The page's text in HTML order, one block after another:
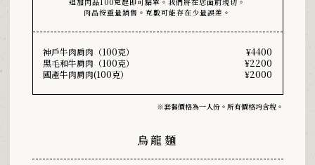
肉品按重量銷售。克數可能存在少量誤差。
神戶牛肉肩肉（100克）
¥4400
黑毛和牛肩肉（100克）
¥2200
國產牛肉肩肉(100克）
¥2000
※套餐價格為一人份。所有價格均含稅。
烏龍麵